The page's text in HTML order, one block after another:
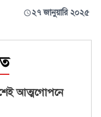
২৭ জানুয়ারি ২০২৫
আত্মগোপনে